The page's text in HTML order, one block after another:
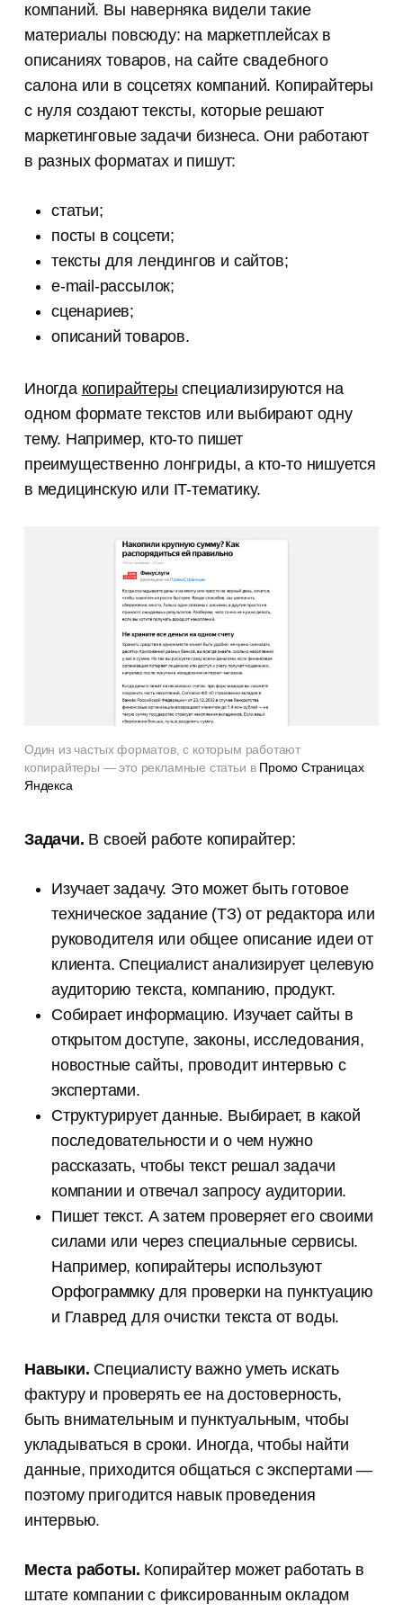
компаний. Вы наверняка видели такие
материалы повсюду: на маркетплейсах в
описаниях товаров, на сайте свадебного
салона или в соцсетях компаний. Копирайтеры
с нуля создают тексты, которые решают
маркетинговые задачи бизнеса. Они работают
в разных форматах и пишут:
статьи;
посты в соцсети;
тексты для лендингов и сайтов;
e-mail-рассылок;
сценариев;
описаний товаров.
Иногда копирайтеры специализируются на
одном формате текстов или выбирают одну
тему. Например, кто-то пишет
преимущественно лонгриды, а кто-то нишуется
в медицинскую или IT-тематику.
Один из частых форматов, с которым работают
копирайтеры — это рекламные статьи в Промо Страницах
Яндекса
Задачи. В своей работе копирайтер:
Изучает задачу. Это может быть готовое
техническое задание (ТЗ) от редактора или
руководителя или общее описание идеи от
клиента. Специалист анализирует целевую
аудиторию текста, компанию, продукт.
Собирает информацию. Изучает сайты в
открытом доступе, законы, исследования,
новостные сайты, проводит интервью с
экспертами.
Структурирует данные. Выбирает, в какой
последовательности и о чем нужно
рассказать, чтобы текст решал задачи
компании и отвечал запросу аудитории.
Пишет текст. А затем проверяет его своими
силами или через специальные сервисы.
Например, копирайтеры используют
Орфограммкудля проверки на пунктуацию
и Главред для очистки текста от воды.
Навыки. Специалисту важно уметь искать
фактуру и проверять ее на достоверность,
быть внимательным и пунктуальным, чтобы
укладываться в сроки. Иногда, чтобы найти
данные, приходится общаться с экспертами —
поэтому пригодится навык проведения
интервью.
Места работы. Копирайтер может работать в
штате компании с фиксированным окладом